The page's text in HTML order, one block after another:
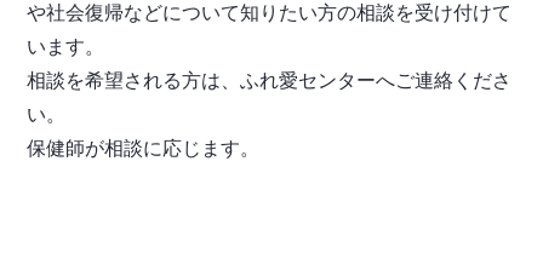
や社会復帰などについて知りたい方の相談を受け付けて
います。
相談を希望される方は、ふれ愛センターへご連絡くださ
い。
保健師が相談に応じます。